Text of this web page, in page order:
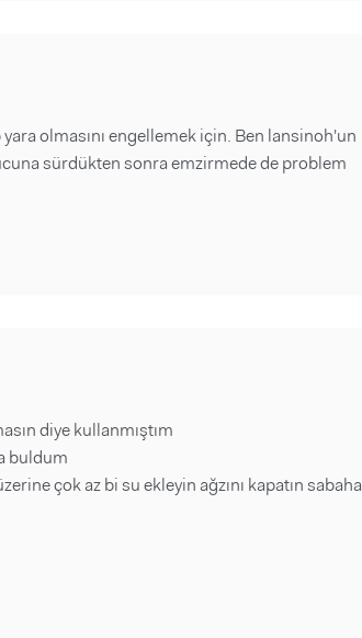
olmasını engellemek için. Ben lansinoh'un
sürdükten sonra emzirmede de problem
diye kullanmıştım
buldum
çok az bi su ekleyin ağzını kapatın sabaha